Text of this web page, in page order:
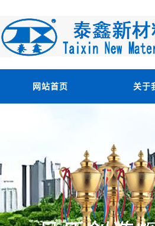
网站首页 关于